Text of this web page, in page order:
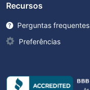
Recursos
Perguntas frequentes
Preferências